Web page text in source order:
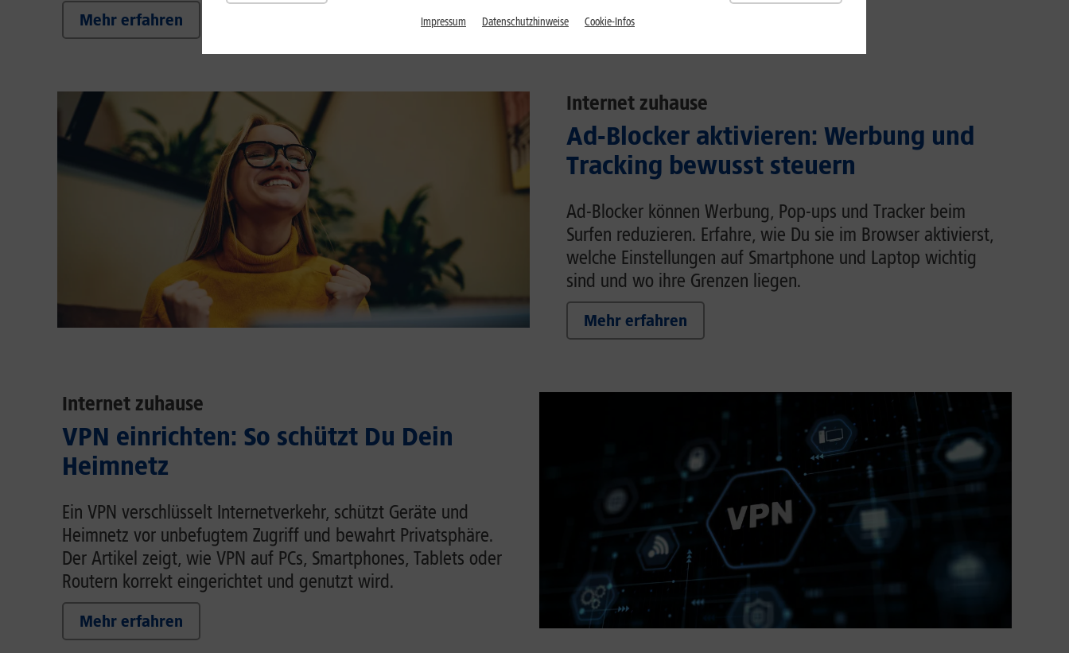
Mehr erfahren
Internet zuhause
Ad-Blocker aktivieren: Werbung und
Tracking bewusst steuern
Ad-Blocker können Werbung, Pop-ups und Tracker beim
Surfen reduzieren. Erfahre, wie Du sie im Browser aktivierst,
welche Einstellungen auf Smartphone und Laptop wichtig
sind und wo ihre Grenzen liegen.
Mehr erfahren
Internet zuhause
VPN einrichten: So schützt Du Dein
Heimnetz
Ein VPN verschlüsselt Internetverkehr, schützt Geräte und
Heimnetz vor unbefugtem Zugriff und bewahrt Privatsphäre.
Der Artikel zeigt, wie VPN auf PCs, Smartphones, Tablets oder
Routern korrekt eingerichtet und genutzt wird.
Mehr erfahren
Impressum Datenschutzhinweise Cookie-Infos